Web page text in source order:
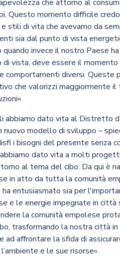
che attorno al
Questo momento difficile
di vita che avevamo da
sia dal punto di vista
invece il nostro Paese
vista, deve essere il
comportamenti diversi. Queste
che valorizzi maggiormente
abbiamo dato vita al Distretto
modello di sviluppo –
i bisogni del presente senza
dato vita a molti
al tema del cibo. Da qui è
in atto da tutta la comunità
entusiasmato sia per
e le energie impegnate in città
la comunità empolese
trasformando la nostra città
affrontare la sfida di
e le sue risorse».